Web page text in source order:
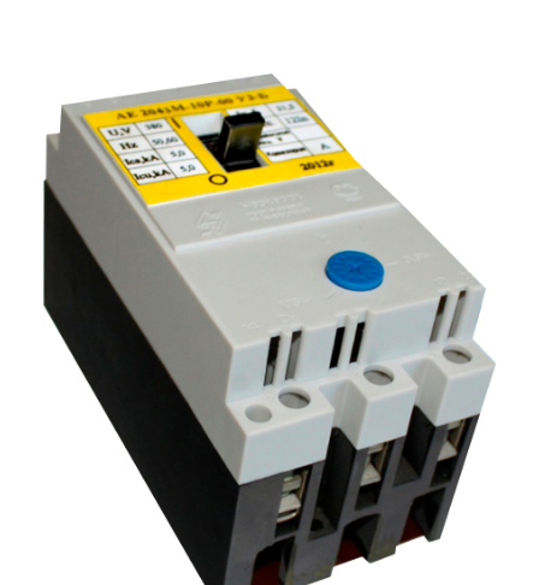
Стремянки с
Стремянки с
опорой
Ширмы
РЗА (шторы)
Штендеры
Щиты
диэлектрические